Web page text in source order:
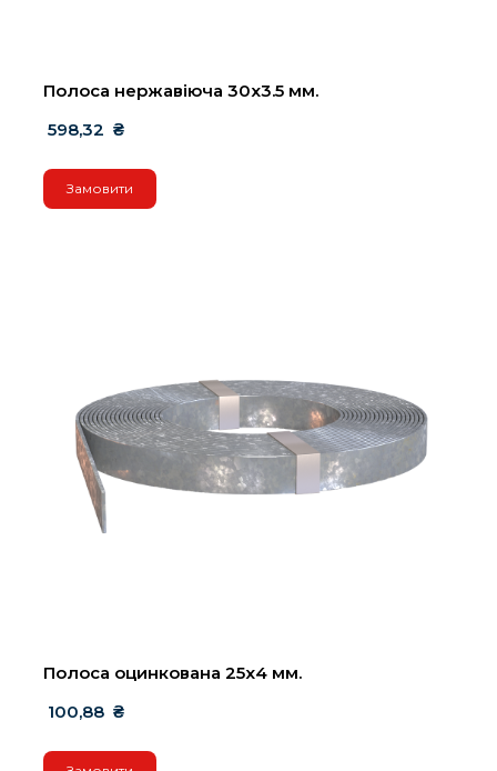
Полоса нержавіюча 30х3.5 мм.
598,32  ₴
Замовити
Полоса оцинкована 25х4 мм.
100,88  ₴